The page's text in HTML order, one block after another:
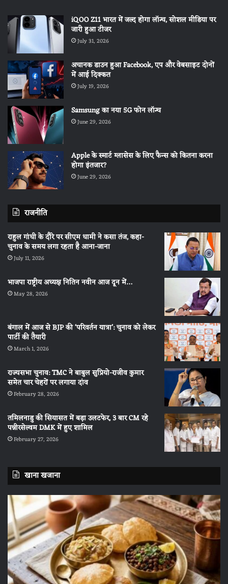
iQOO Z11 भारत में जल्द होगा लॉन्च, सोशल मीडिया पर
जारी हुआ टीजर
July 31, 2026
अचानक डाउन हुआ Facebook, एप और वेबसाइट दोनों
में आई दिक्कत
July 19, 2026
Samsung का नया 5G फोन लॉन्च
June 29, 2026
Apple के स्मार्ट ग्लासेस के लिए फैन्स को कितना करना
होगा इंतजार?
June 29, 2026
राजनीति
राहुल गांधी के दौरे पर सीएम धामी ने कसा तंज, कहा-
चुनाव के समय लगा रहता है आना-जाना
July 11, 2026
भाजपा राष्ट्रीय अध्यक्ष नितिन नवीन आज दून में…
May 28, 2026
बंगाल में आज से BJP की ‘परिवर्तन यात्रा’: चुनाव को लेकर
पार्टी की तैयारी
March 1, 2026
राज्यसभा चुनाव: TMC ने बाबुल सुप्रियो-राजीव कुमार
समेत चार चेहरों पर लगाया दांव
February 28, 2026
तमिलनाडु की सियासत में बड़ा उलटफेर, 3 बार CM रहे
पन्नीरसेल्वम DMK में हुए शामिल
February 27, 2026
खाना खजाना